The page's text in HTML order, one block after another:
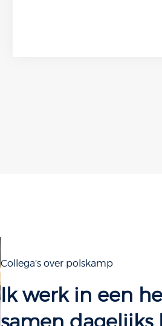
Collega’s over polskamp
Ik werk in een
samen